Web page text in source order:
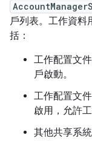
戶列表。工作資料
括：
工作配置文
戶啟動。
工作配置文
啟用，允許
其他共享系